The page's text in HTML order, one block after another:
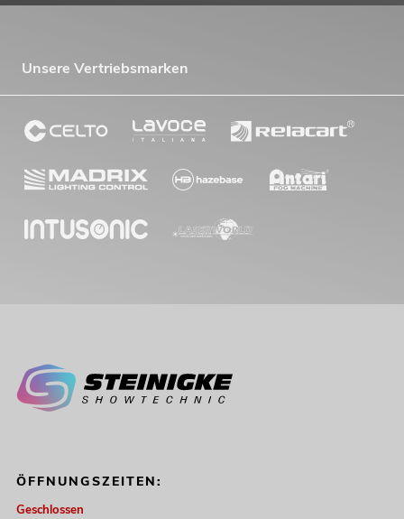
Unsere Vertriebsmarken
ÖFFNUNGSZEITEN:
Geschlossen